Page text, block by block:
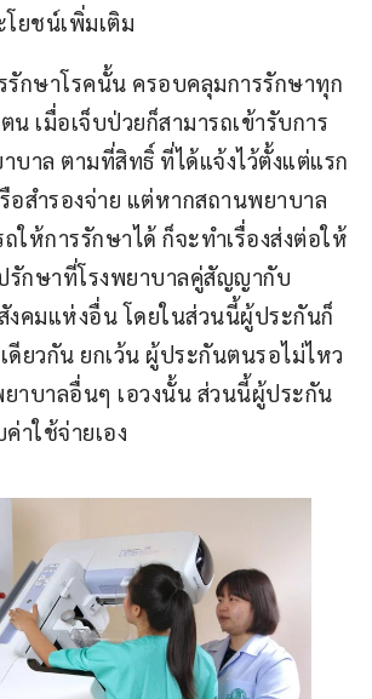
ยชน์เพิ่มเติม
รักษาโรคนั้น ครอบคลุมการรักษาทุก
น เมื่อเจ็บป่วยก็สามารถเข้ารับการ
บาล ตามที่สิทธิ์ ที่ได้แจ้งไว้ตั้งแต่แรก
อสำรองจ่าย แต่หากสถานพยาบาล
ให้การรักษาได้ ก็จะทำเรื่องส่งต่อให้
รักษาที่โรงพยาบาลคู่สัญญากับ
งคมแห่งอื่น โดยในส่วนนี้ผู้ประกันก็
ดียวกัน ยกเว้น ผู้ประกันตนรอไม่ไหว
ยาบาลอื่นๆ เอวงนั้น ส่วนนี้ผู้ประกัน
าใช้จ่ายเอง